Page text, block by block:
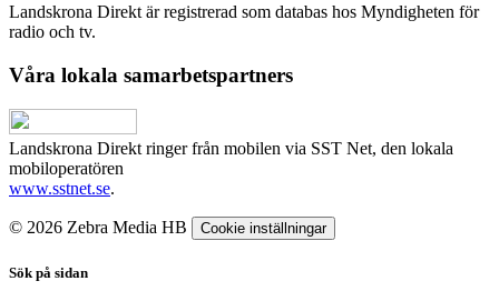
Landskrona Direkt är registrerad som databas hos Myndigheten för
radio och tv.
Våra lokala samarbetspartners
Landskrona Direkt ringer från mobilen via SST Net, den lokala
mobiloperatören
www.sstnet.se.
© 2026 Zebra Media HB Cookie inställningar
Sök på sidan